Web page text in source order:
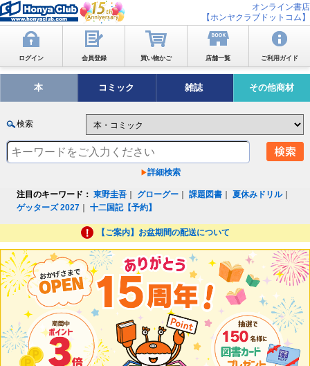
オンライン書店
【ホンヤクラブドットコム】
ログイン 会員登録 買い物かご 店舗一覧 ご利用ガイド
本 コミック 雑誌 その他商材
検索
詳細検索
注目のキーワード： 東野圭吾 グローグー ｜課題図書 ｜夏休みドリル｜
ゲッターズ 2027 ｜十二国記【予約】
【ご案内】お盆期間の配送について